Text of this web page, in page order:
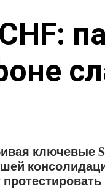
ключевые